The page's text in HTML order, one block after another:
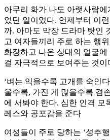
아무리 화가 나도 아랫사람
었던 일이었다. 언제부터 이
까. 아마도 막장 드라마 탓인
고 여자들끼리 주로 하는 행
화장하고 나온 상대의 얼굴
걸 자극적으로 보여주는 것이
‘벼는 익을수록 고개를 숙인
울수록, 가진 게 많을수록 겸
에 서봐야 한다. 심한 인격 모
레스와 공포감을 준다
여성들이 주로 당하는 ‘성추